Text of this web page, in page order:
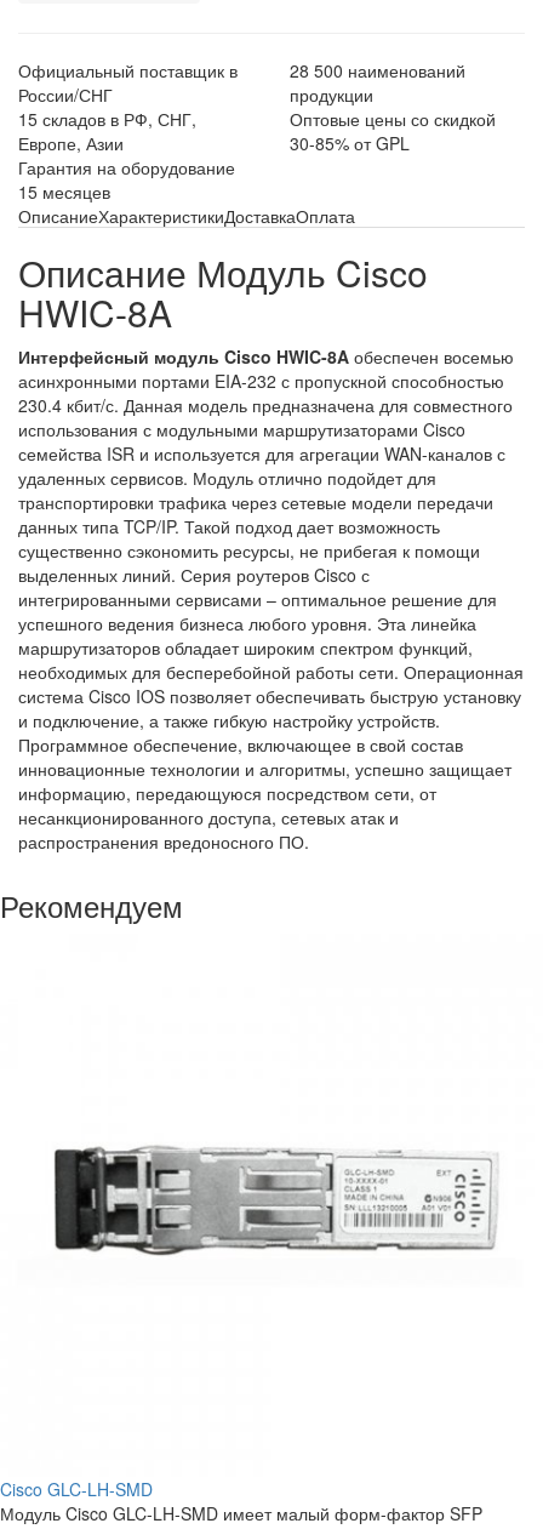
Официальный поставщик в
России/СНГ
28 500 наименований
продукции
15 складов в РФ, СНГ,
Европе, Азии
Оптовые цены со скидкой
30-85% от GPL
Гарантия на оборудование
15 месяцев
ОписаниеХарактеристикиДоставкаОплата
Описание Модуль Cisco
HWIC-8A
Интерфейсный модуль Cisco HWIC-8A обеспечен восемью
асинхронными портами EIA-232 с пропускной способностью
230.4 кбит/с. Данная модель предназначена для совместного
использования с модульными маршрутизаторами Cisco
семейства ISR и используется для агрегации WAN-каналов с
удаленных сервисов. Модуль отлично подойдет для
транспортировки трафика через сетевые модели передачи
данных типа TCP/IP. Такой подход дает возможность
существенно сэкономить ресурсы, не прибегая к помощи
выделенных линий. Серия роутеров Cisco с
интегрированными сервисами – оптимальное решение для
успешного ведения бизнеса любого уровня. Эта линейка
маршрутизаторов обладает широким спектром функций,
необходимых для бесперебойной работы сети. Операционная
система Cisco IOS позволяет обеспечивать быструю установку
и подключение, а также гибкую настройку устройств.
Программное обеспечение, включающее в свой состав
инновационные технологии и алгоритмы, успешно защищает
информацию, передающуюся посредством сети, от
несанкционированного доступа, сетевых атак и
распространения вредоносного ПО.
Рекомендуем
Cisco GLC-LH-SMD
Модуль Cisco GLC-LH-SMD имеет малый форм-фактор SFP